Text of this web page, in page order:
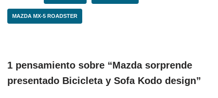
MAZDA MX-5 ROADSTER
1 pensamiento sobre “Mazda sorprende
presentado Bicicleta y Sofa Kodo design”